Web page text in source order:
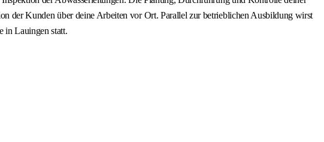
der Kunden über deine Arbeiten vor Ort. Parallel zur betrieblichen Ausbildung wirst
in Lauingen statt.